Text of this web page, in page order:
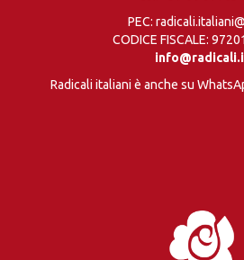
PEC:
CODICE FISCALE:
Radicali italiani è anche su